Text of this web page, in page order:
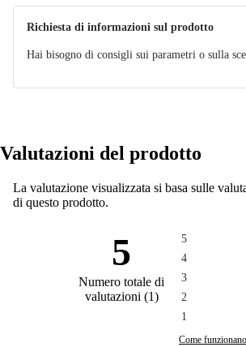
Richiesta di informazioni sul prodotto
Hai bisogno di consigli sui parametri o sulla
Valutazioni del prodotto
La valutazione visualizzata si basa sulle
di questo prodotto.
5
Numero totale di
valutazioni (1)
5
4
3
2
1
Come